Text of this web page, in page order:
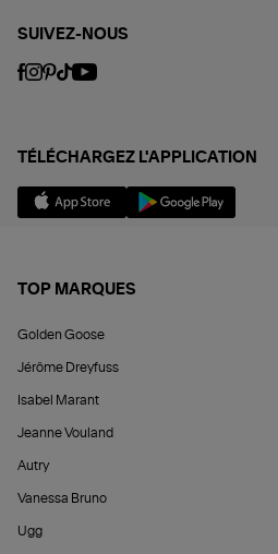
SUIVEZ-NOUS
TÉLÉCHARGEZ L'APPLICATION
TOP MARQUES
Golden Goose
Jérôme Dreyfuss
Isabel Marant
Jeanne Vouland
Autry
Vanessa Bruno
Ugg